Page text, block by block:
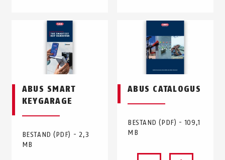
ABUS SMART
KEYGARAGE
BESTAND (PDF) - 2,3
MB
ABUS CATALOGUS
BESTAND (PDF) - 109,1
MB